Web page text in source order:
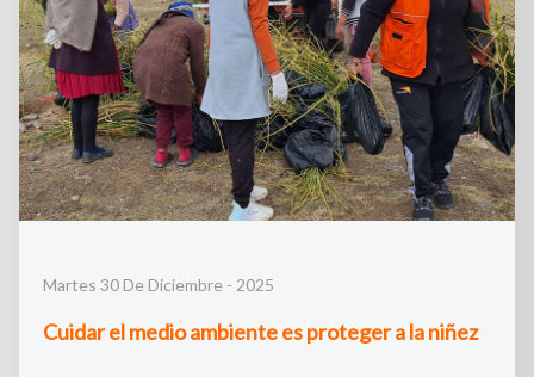
Martes 30 De Diciembre - 2025
Cuidar el medio ambiente es proteger a la niñez